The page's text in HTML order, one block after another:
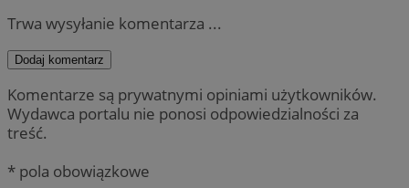
Trwa wysyłanie komentarza ...
Dodaj komentarz
Komentarze są prywatnymi opiniami użytkowników.
Wydawca portalu nie ponosi odpowiedzialności za
treść.
* pola obowiązkowe